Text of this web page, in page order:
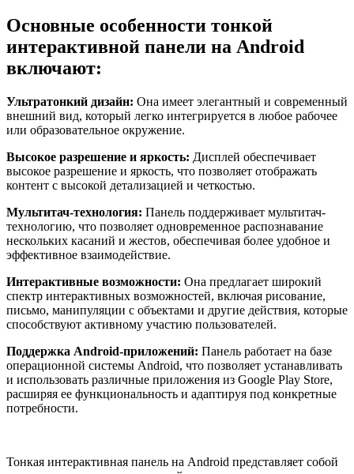
Основные особенности тонкой
интерактивной панели на Android
включают:
Ультратонкий дизайн: Она имеет элегантный и современный
внешний вид, который легко интегрируется в любое рабочее
или образовательное окружение.
Высокое разрешение и яркость: Дисплей обеспечивает
высокое разрешение и яркость, что позволяет отображать
контент с высокой детализацией и четкостью.
Мультитач-технология: Панель поддерживает мультитач-
технологию, что позволяет одновременное распознавание
нескольких касаний и жестов, обеспечивая более удобное и
эффективное взаимодействие.
Интерактивные возможности: Она предлагает широкий
спектр интерактивных возможностей, включая рисование,
письмо, манипуляции с объектами и другие действия, которые
способствуют активному участию пользователей.
Поддержка Android-приложений: Панель работает на базе
операционной системы Android, что позволяет устанавливать
и использовать различные приложения из Google Play Store,
расширяя ее функциональность и адаптируя под конкретные
потребности.
Тонкая интерактивная панель на Android представляет собой